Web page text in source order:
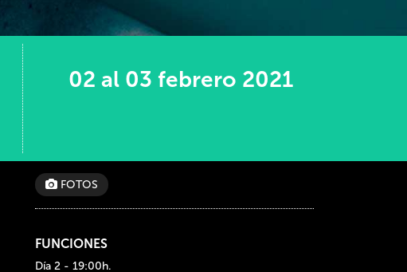
02 al 03 febrero 2021
FOTOS
FUNCIONES
Día 2 - 19:00h.